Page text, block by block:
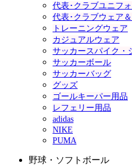
代表･クラブユニフ
代表･クラブウェア
トレーニングウェア
カジュアルウェア
サッカースパイク・
サッカーボール
サッカーバッグ
グッズ
ゴールキーパー用品
レフェリー用品
adidas
NIKE
PUMA
野球・ソフトボール